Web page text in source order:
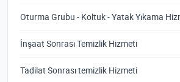
Oturma Grubu - Koltuk - Yatak Yıkama
İnşaat Sonrası Temizlik Hizmeti
Tadilat Sonrası temizlik Hizmeti